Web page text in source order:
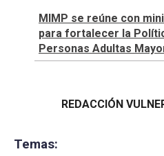
MIMP se reúne con
para fortalecer la
Personas Adultas
REDACCIÓN
Temas: